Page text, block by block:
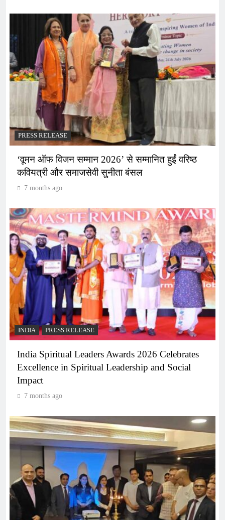
PRESS RELEASE
‘वूमन ऑफ विजन सम्मान 2026’ से सम्मानित हुईं वरिष्ठ
कवियत्री और समाजसेवी सुनीता बंसल
7 months ago
INDIA PRESS RELEASE
India Spiritual Leaders Awards 2026 Celebrates
Excellence in Spiritual Leadership and Social
Impact
7 months ago